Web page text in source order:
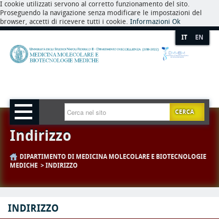
I cookie utilizzati servono al corretto funzionamento del sito.
Proseguendo la navigazione senza modificare le impostazioni del
browser, accetti di ricevere tutti i cookie. Informazioni Ok
IT EN
CERCA
Indirizzo
DIPARTIMENTO DI MEDICINA MOLECOLARE E BIOTECNOLOGIE
MEDICHE
INDIRIZZO
INDIRIZZO